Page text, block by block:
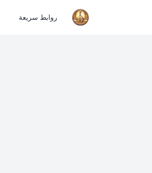
روابط سريعة